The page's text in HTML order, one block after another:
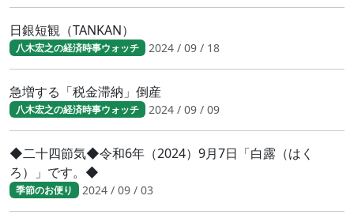
日銀短観（TANKAN）
八木宏之の経済時事ウォッチ 2024 / 09 / 18
急増する「税金滞納」倒産
八木宏之の経済時事ウォッチ 2024 / 09 / 09
◆二十四節気◆令和6年（2024）9月7日「白露（はく
ろ）」です。◆
季節のお便り 2024 / 09 / 03